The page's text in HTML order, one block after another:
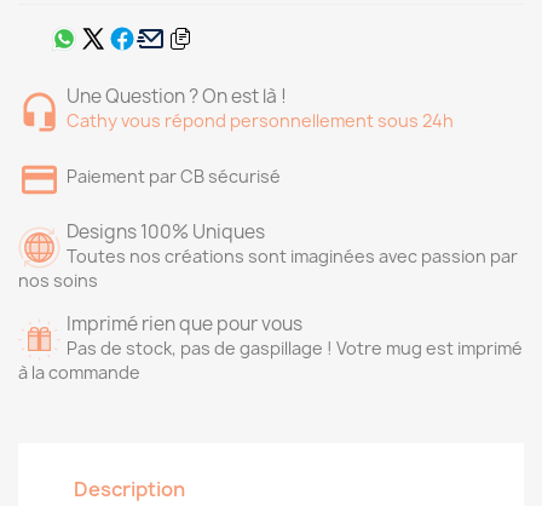
Une Question ? On est là !
Cathy vous répond personnellement sous 24h
Paiement par CB sécurisé
Designs 100% Uniques
Toutes nos créations sont imaginées avec passion par
nos soins
Imprimé rien que pour vous
Pas de stock, pas de gaspillage ! Votre mug est imprimé
à la commande
Description